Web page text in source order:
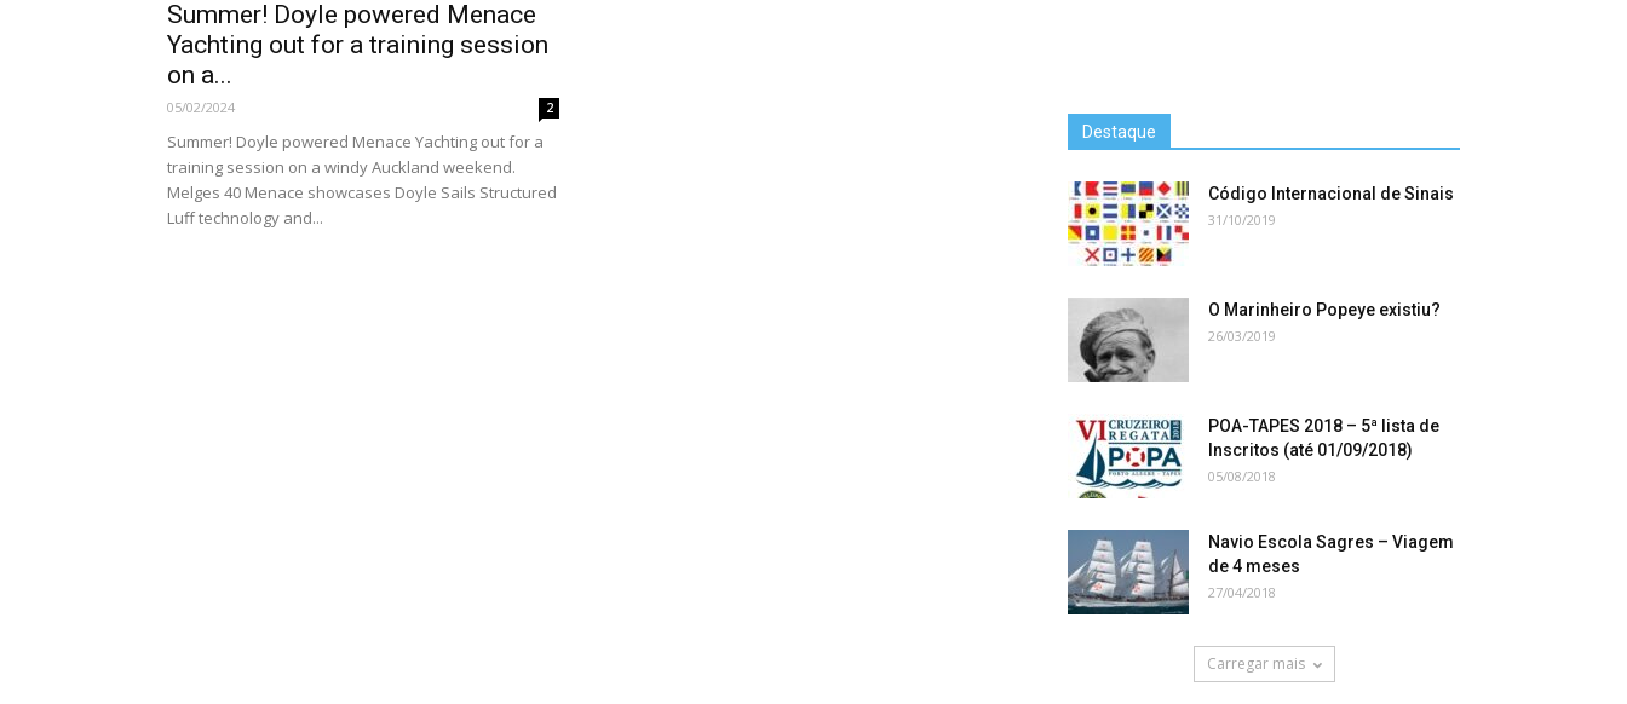
Summer! Doyle powered Menace
Yachting out for a training session
on a...
05/02/2024 2
Summer! Doyle powered Menace Yachting out for a
training session on a windy Auckland weekend.
Melges 40 Menace showcases Doyle Sails Structured
Luff technology and...
Destaque
Código Internacional de Sinais
31/10/2019
O Marinheiro Popeye existiu?
26/03/2019
POA-TAPES 2018 – 5ª lista de
Inscritos (até 01/09/2018)
05/08/2018
Navio Escola Sagres – Viagem
de 4 meses
27/04/2018
Carregar mais